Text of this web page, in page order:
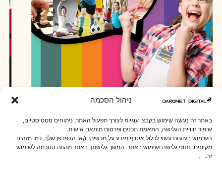
ניהול הסכמה
באתר זה נעשה שימוש בקבצי עוגיות לצורך תפעול האתר, ניתוחים סטטיסטיים,
שיפור חוויית הגלישה, התאמת תכנים ופרסום מותאם אישית.
השימוש בעוגיות עשוי לכלול איסוף מידע על מכשירך ו/או הדפדפן שלך, כמו מזהים
מקוונים, נתוני גלישה ושימוש באתר. המשך גלישתך באתר מהווה הסכמה לשימוש
זה. .
בניית אתר החברה לתרבות ופנאי נס-ציונה